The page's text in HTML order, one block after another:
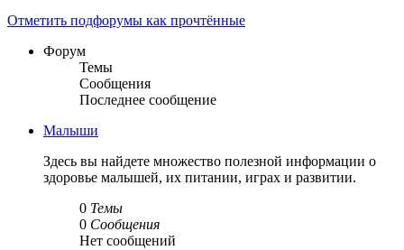
Отметить подфорумы как прочтённые
Форум
Темы
Сообщения
Последнее сообщение
Малыши
Здесь вы найдете множество полезной информации о
здоровье малышей, их питании, играх и развитии.
0 Темы
0 Сообщения
Нет сообщений